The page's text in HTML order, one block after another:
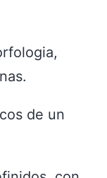
de un